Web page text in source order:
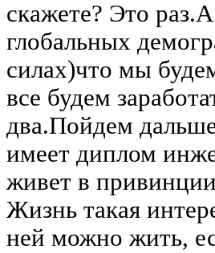
скажете? Это
глобальных
силах)что мы
все будем
два.Пойдем
имеет диплом
живет в
Жизнь такая
ней можно жить,